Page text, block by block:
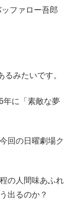
ファロー吾郎
みたいです。
年に「素敵な夢
回の日曜劇場ク
の人間味あふれ
出るのか？